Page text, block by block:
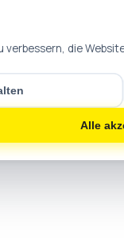
verbessern, die
Alle